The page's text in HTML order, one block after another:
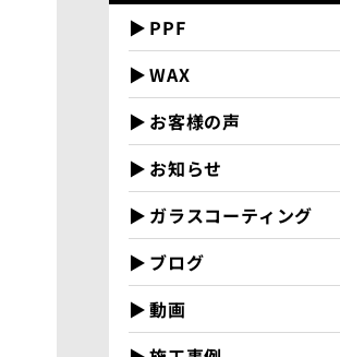
PPF
WAX
お客様の声
お知らせ
ガラスコーティング
ブログ
動画